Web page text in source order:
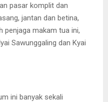
pasar komplit dan
jantan dan betina,
penjaga makam tua ini,
Sawunggaling dan Kyai
ini banyak sekali